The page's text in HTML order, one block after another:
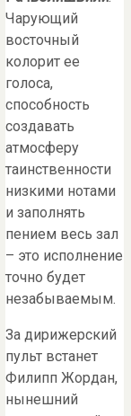
Чарующий
восточный
колорит ее
голоса,
способность
создавать
атмосферу
таинственности
низкими нотами
и заполнять
пением весь зал
– это исполнение
точно будет
незабываемым.
За дирижерский
пульт встанет
Филипп Жордан,
нынешний